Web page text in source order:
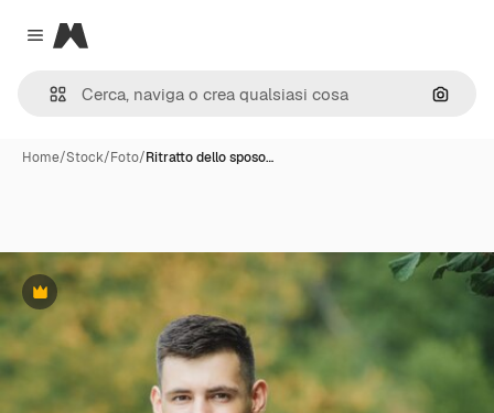
Close menu
Magnific
Cerca
Home/Stock/Foto/Ritratto dello sposo…
Premium